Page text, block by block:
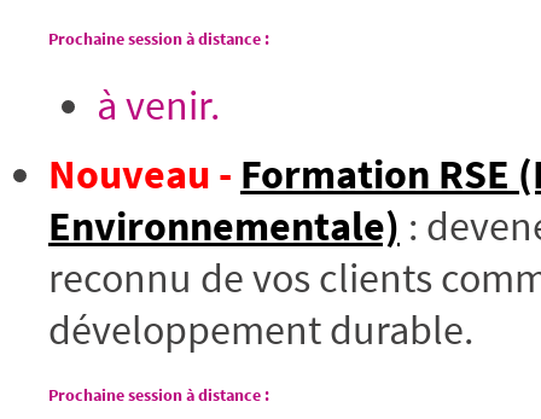
Prochaine session à distance :
à venir.
Nouveau - Formation RSE
Environnementale) :
reconnu de vos clients
développement durable.
Prochaine session à distance :